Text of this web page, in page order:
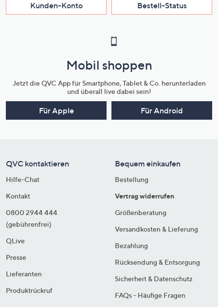
Kunden-Konto Bestell-Status
Mobil shoppen
Jetzt die QVC App für Smartphone, Tablet & Co. herunterladen
und überall live dabei sein!
Für Apple Für Android
QVC kontaktieren
Hilfe-Chat
Kontakt
0800 2944 444
(gebührenfrei)
QLive
Presse
Lieferanten
Produktrückruf
Bequem einkaufen
Bestellung
Vertrag widerrufen
Größenberatung
Versandkosten & Lieferung
Bezahlung
Rücksendung & Entsorgung
Sicherheit & Datenschutz
FAQs - Häufige Fragen